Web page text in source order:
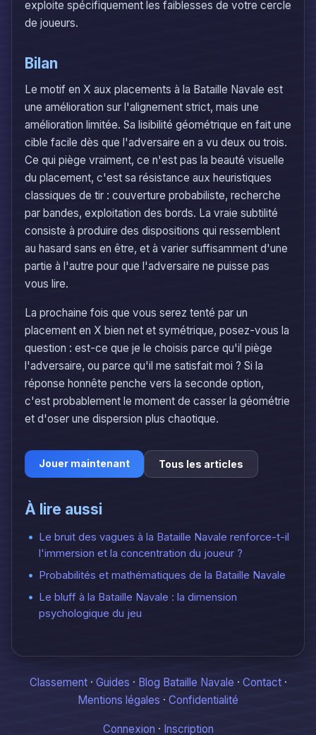
exploite spécifiquement les faiblesses de votre cercle
de joueurs.
Bilan
Le motif en X aux placements à la Bataille Navale est
une amélioration sur l'alignement strict, mais une
amélioration limitée. Sa lisibilité géométrique en fait une
cible facile dès que l'adversaire en a vu deux ou trois.
Ce qui piège vraiment, ce n'est pas la beauté visuelle
du placement, c'est sa résistance aux heuristiques
classiques de tir : couverture probabiliste, recherche
par bandes, exploitation des bords. La vraie subtilité
consiste à produire des dispositions qui ressemblent
au hasard sans en être, et à varier suffisamment d'une
partie à l'autre pour que l'adversaire ne puisse pas
vous lire.
La prochaine fois que vous serez tenté par un
placement en X bien net et symétrique, posez-vous la
question : est-ce que je le choisis parce qu'il piège
l'adversaire, ou parce qu'il me satisfait moi ? Si la
réponse honnête penche vers la seconde option,
c'est probablement le moment de casser la géométrie
et d'oser une dispersion plus chaotique.
Jouer maintenant Tous les articles
À lire aussi
Le bruit des vagues à la Bataille Navale renforce-t-il
l'immersion et la concentration du joueur ?
Probabilités et mathématiques de la Bataille Navale
Le bluff à la Bataille Navale : la dimension
psychologique du jeu
Classement· Guides · Blog Bataille Navale · Contact·
Mentions légales · Confidentialité
Connexion · Inscription